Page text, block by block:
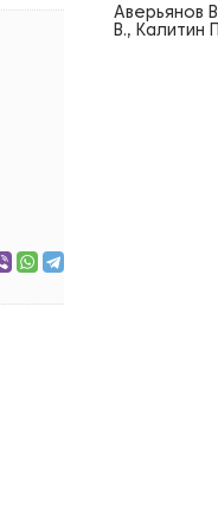
Аверьянов
В., Калитин